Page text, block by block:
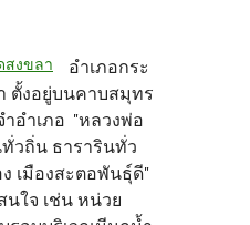
สงขลา
อำเภอกระ
ตั้งอยู่บนคาบสมุทร
ำอำเภอ "หลวงพ่อ
วถิ่น ธารารินทั่ว
ง เมืองสะตอพันธุ์ดี"
ใจ เช่น หน่วย